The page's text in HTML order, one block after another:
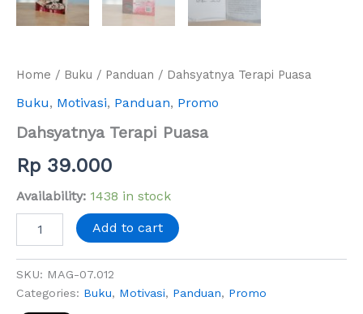
Home / Buku / Panduan / Dahsyatnya Terapi Puasa
Buku, Motivasi, Panduan, Promo
Dahsyatnya Terapi Puasa
Rp 39.000
Availability: 1438 in stock
Add to cart
SKU: MAG-07.012
Categories: Buku, Motivasi, Panduan, Promo